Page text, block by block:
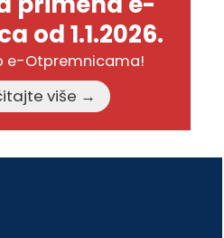
od 1.1.2026.
e-Otpremnicama!
Pročitajte više →